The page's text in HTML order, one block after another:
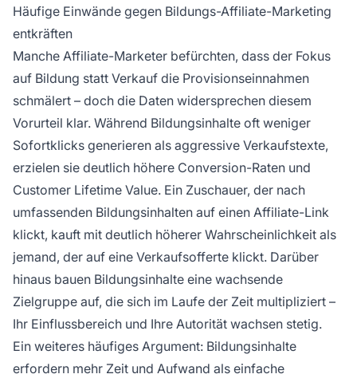
Häufige Einwände gegen Bildungs-Affiliate-Marketing
entkräften
Manche Affiliate-Marketer befürchten, dass der Fokus
auf Bildung statt Verkauf die Provisionseinnahmen
schmälert – doch die Daten widersprechen diesem
Vorurteil klar. Während Bildungsinhalte oft weniger
Sofortklicks generieren als aggressive Verkaufstexte,
erzielen sie deutlich höhere Conversion-Raten und
Customer Lifetime Value. Ein Zuschauer, der nach
umfassenden Bildungsinhalten auf einen Affiliate-Link
klickt, kauft mit deutlich höherer Wahrscheinlichkeit als
jemand, der auf eine Verkaufsofferte klickt. Darüber
hinaus bauen Bildungsinhalte eine wachsende
Zielgruppe auf, die sich im Laufe der Zeit multipliziert –
Ihr Einflussbereich und Ihre Autorität wachsen stetig.
Ein weiteres häufiges Argument: Bildungsinhalte
erfordern mehr Zeit und Aufwand als einfache